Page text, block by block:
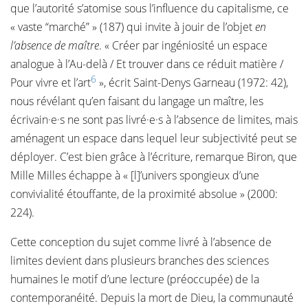
que l’autorité s’atomise sous l’influence du capitalisme, ce
« vaste “marché” » (187) qui invite à jouir de l’objeten
l’absence de maître. « Créer par ingéniosité un espace
analogue à l’Au-delà / Et trouver dans ce réduit matière /
Pour vivre et l’art6 », écrit Saint-Denys Garneau (1972: 42),
nous révélant qu’en faisant du langage un maître, les
écrivain·e·s ne sont pas livré·e·s à l’absence de limites, mais
aménagent un espace dans lequel leur subjectivité peut se
déployer. C’est bien grâce à l’écriture, remarque Biron, que
Mille Milles échappe à « [l]’univers spongieux d’une
convivialité étouffante, de la proximité absolue » (2000:
224).
Cette conception du sujet comme livré à l’absence de
limites devient dans plusieurs branches des sciences
humaines le motif d’une lecture (préoccupée) de la
contemporanéité. Depuis la mort de Dieu, la communauté